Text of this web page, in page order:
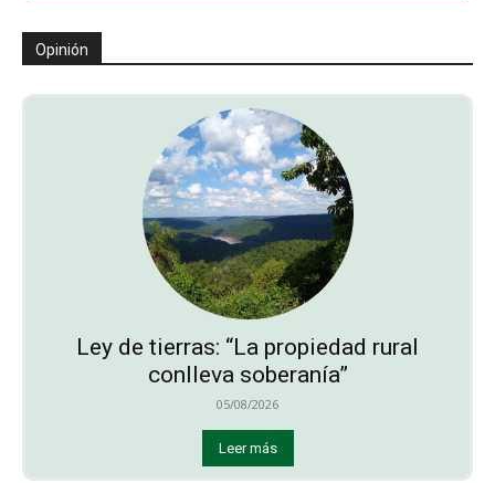
Opinión
Ley de tierras: “La propiedad rural
conlleva soberanía”
05/08/2026
Leer más